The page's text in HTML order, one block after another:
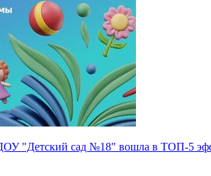
"Детский сад №18" вошла в ТОП-5